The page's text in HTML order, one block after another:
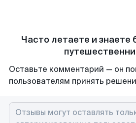
Часто летаете и знаете
Оставьте комментарий — он
пользователям принять